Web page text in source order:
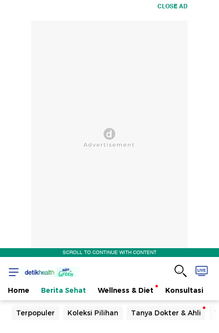
CLOSE AD
SCROLL TO CONTINUE WITH CONTENT
Home Berita Sehat Wellness & Diet Konsultasi
Terpopuler Koleksi Pilihan Tanya Dokter & Ahli